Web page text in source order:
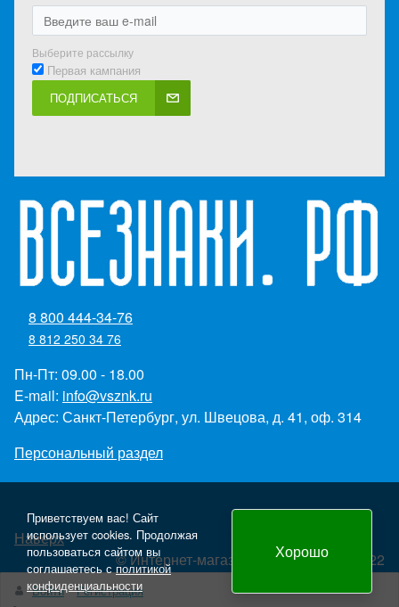
Выберите рассылку
Первая кампания
ПОДПИСАТЬСЯ
8 800 444-34-76
8 812 250 34 76
Пн-Пт: 09.00 - 18.00
E-mail: info@vsznk.ru
Адрес: Санкт-Петербург, ул. Швецова, д. 41, оф. 314
Персональный раздел
Наверх
© Интернет-магазин "Всезнаки.рф" 2022
Создание и продвижение сайта - Panteon WS
Войти
Регистрация
Приветствуем вас! Сайт
использует cookies. Продолжая
пользоваться сайтом вы
соглашаетесь сполитикой
конфиденциальности
Хорошо